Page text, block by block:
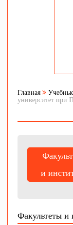
Главная
университет при
и
Факультеты и